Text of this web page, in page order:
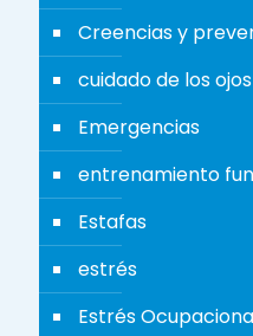
Creencias y
cuidado de los ojos
Emergencias
entrenamiento
Estafas
estrés
Estrés